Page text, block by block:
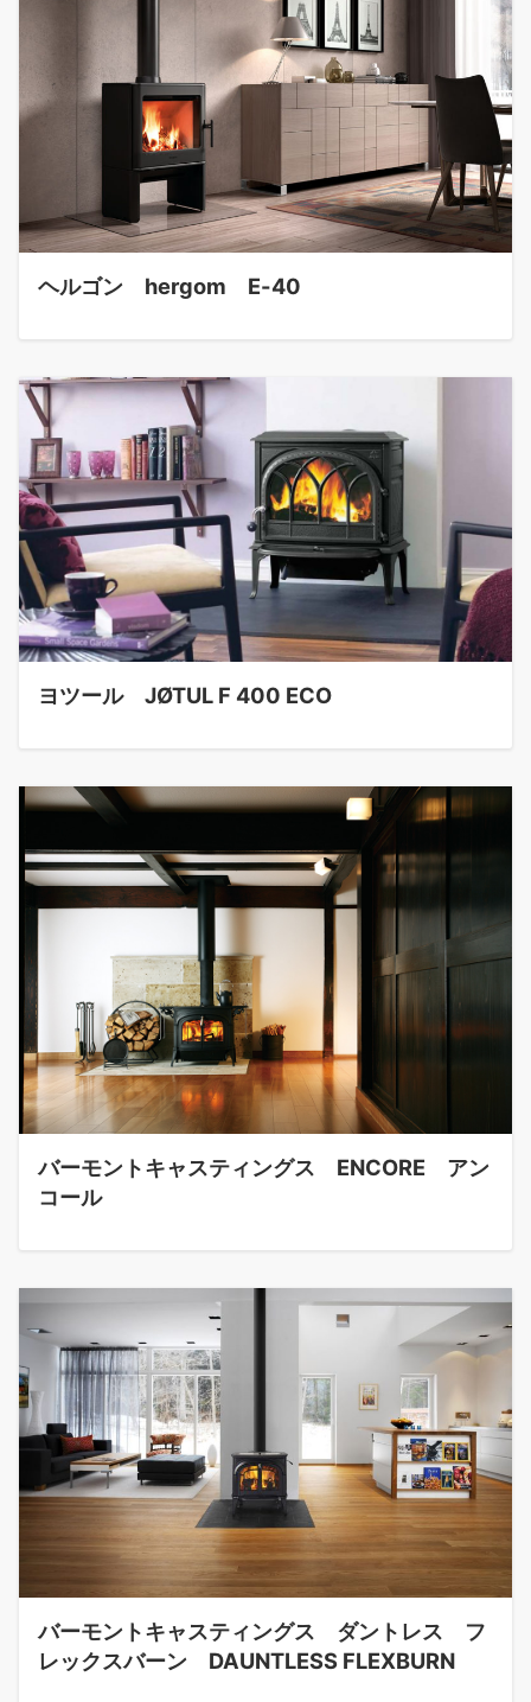
ヘルゴン hergom E-40
ヨツール JØTUL F 400 ECO
バーモントキャスティングス ENCORE アン
コール
バーモントキャスティングス ダントレス フ
レックスバーン DAUNTLESS FLEXBURN